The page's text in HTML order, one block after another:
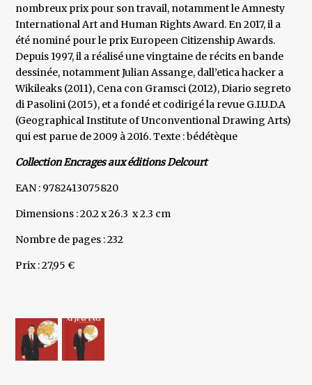
nombreux prix pour son travail, notamment le Amnesty
International Art and Human Rights Award. En 2017, il a
été nominé pour le prix Europeen Citizenship Awards.
Depuis 1997, il a réalisé une vingtaine de récits en bande
dessinée, notamment Julian Assange, dall’etica hacker a
Wikileaks (2011), Cena con Gramsci (2012), Diario segreto
di Pasolini (2015), et a fondé et codirigé la revue G.I.U.D.A
(Geographical Institute of Unconventional Drawing Arts)
qui est parue de 2009 à 2016. Texte : bédétèque
Collection Encrages aux éditions Delcourt
EAN : 9782413075820
Dimensions : 20.2 x 26.3 x 2.3 cm
Nombre de pages : 232
Prix : 27,95 €